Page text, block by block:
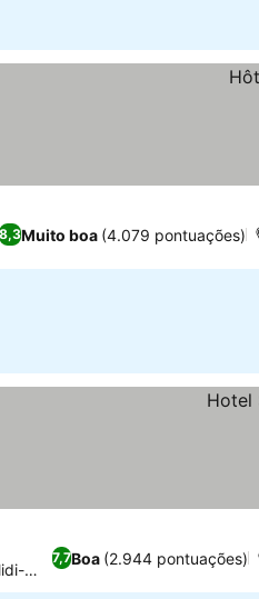
8,3Muito boa (4.079 pontuações)
7,7Boa (2.944 pontuações)